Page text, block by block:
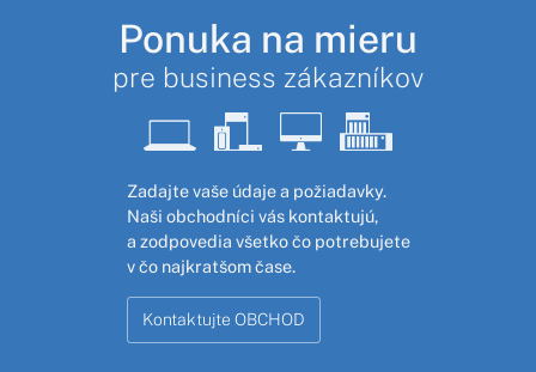
Ponuka na mieru
pre business zákazníkov
Zadajte vaše údaje a požiadavky.
Naši obchodníci vás kontaktujú,
a zodpovedia všetko čo potrebujete
v čo najkratšom čase.
Kontaktujte OBCHOD